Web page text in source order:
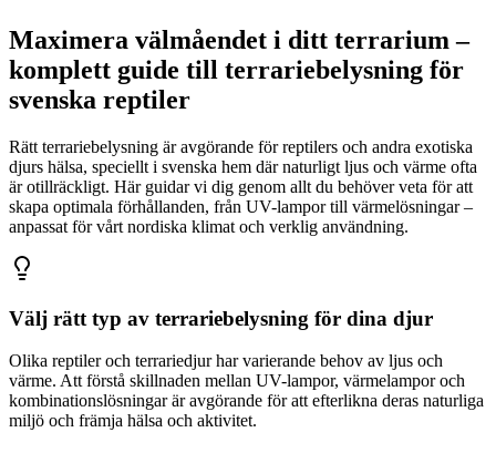
Maximera välmåendet i ditt terrarium –
komplett guide till terrariebelysning för
svenska reptiler
Rätt terrariebelysning är avgörande för reptilers och andra exotiska
djurs hälsa, speciellt i svenska hem där naturligt ljus och värme ofta
är otillräckligt. Här guidar vi dig genom allt du behöver veta för att
skapa optimala förhållanden, från UV-lampor till värmelösningar –
anpassat för vårt nordiska klimat och verklig användning.
Välj rätt typ av terrariebelysning för dina djur
Olika reptiler och terrariedjur har varierande behov av ljus och
värme. Att förstå skillnaden mellan UV-lampor, värmelampor och
kombinationslösningar är avgörande för att efterlikna deras naturliga
miljö och främja hälsa och aktivitet.